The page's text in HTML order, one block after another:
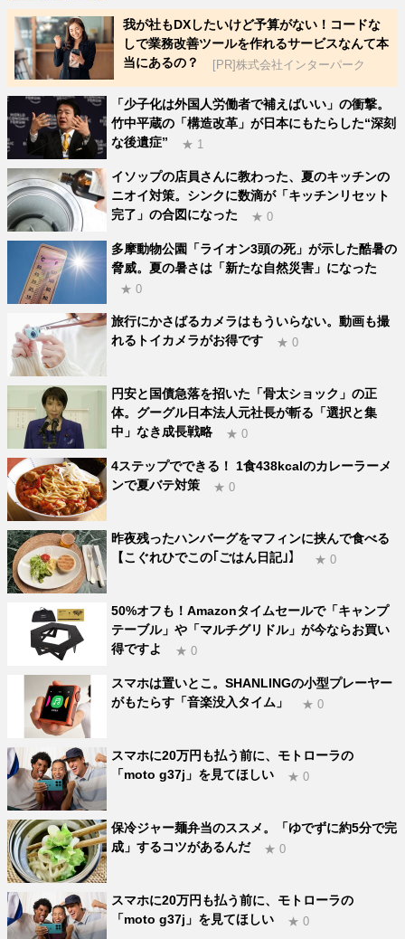
我が社もDXしたいけど予算がない！コードな
しで業務改善ツールを作れるサービスなんて本
当にあるの？
[PR]株式会社インターパーク
「少子化は外国人労働者で補えばいい」の衝撃。
竹中平蔵の「構造改革」が日本にもたらした“深刻
な後遺症”
★ 1
イソップの店員さんに教わった、夏のキッチンの
ニオイ対策。シンクに数滴が「キッチンリセット
完了」の合図になった
★ 0
多摩動物公園「ライオン3頭の死」が示した酷暑の
脅威。夏の暑さは「新たな自然災害」になった
★ 0
旅行にかさばるカメラはもういらない。動画も撮
れるトイカメラがお得です
★ 0
円安と国債急落を招いた「骨太ショック」の正
体。グーグル日本法人元社長が斬る「選択と集
中」なき成長戦略
★ 0
4ステップでできる！ 1食438kcalのカレーラーメ
ンで夏バテ対策
★ 0
昨夜残ったハンバーグをマフィンに挟んで食べる
【こぐれひでこの｢ごはん日記｣】
★ 0
50%オフも！Amazonタイムセールで「キャンプ
テーブル」や「マルチグリドル」が今ならお買い
得ですよ
★ 0
スマホは置いとこ。SHANLINGの小型プレーヤー
がもたらす「音楽没入タイム」
★ 0
スマホに20万円も払う前に、モトローラの
「moto g37j」を見てほしい
★ 0
保冷ジャー麺弁当のススメ。「ゆでずに約5分で完
成」するコツがあるんだ
★ 0
スマホに20万円も払う前に、モトローラの
「moto g37j」を見てほしい
★ 0